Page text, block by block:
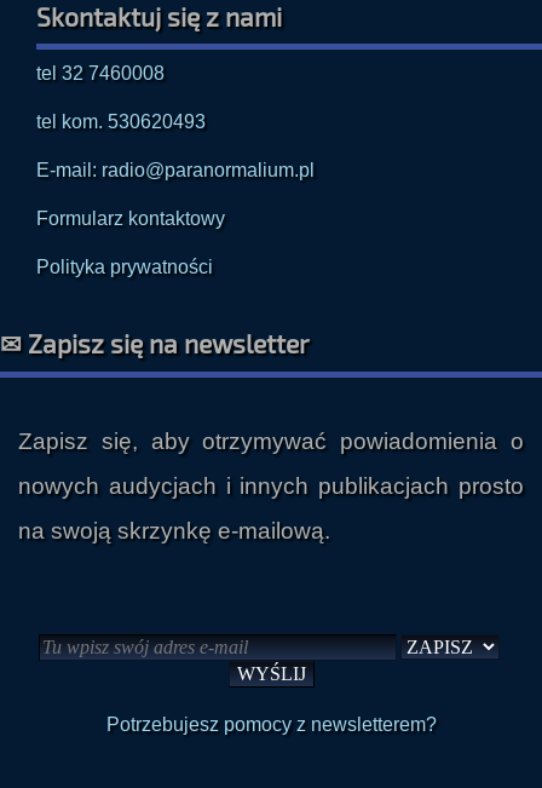
Skontaktuj się z nami
tel 32 7460008
tel kom. 530620493
E-mail: radio@paranormalium.pl
Formularz kontaktowy
Polityka prywatności
✉ Zapisz się na newsletter
Zapisz się, aby otrzymywać powiadomienia o
nowych audycjach i innych publikacjach prosto
na swoją skrzynkę e-mailową.
Potrzebujesz pomocy z newsletterem?